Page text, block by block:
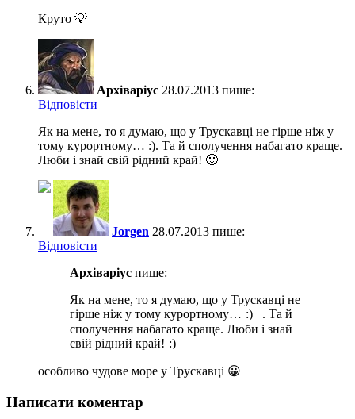
Круто 💡
Архіваріус 28.07.2013 пише:
Відповіcти
Як на мене, то я думаю, що у Трускавці не гірше ніж у
тому курортному… :). Та й сполучення набагато краще.
Люби і знай свій рідний край! 🙂
Jorgen 28.07.2013 пише:
Відповіcти
Архіваріус пише:
Як на мене, то я думаю, що у Трускавці не
гірше ніж у тому курортному…
. Та й
сполучення набагато краще. Люби і знай
свій рідний край!
особливо чудове море у Трускавці 😀
Написати коментар